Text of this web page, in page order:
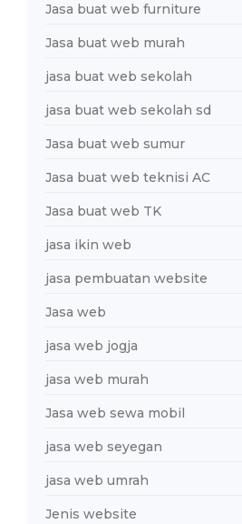
Jasa buat web furniture
Jasa buat web murah
jasa buat web sekolah
jasa buat web sekolah sd
Jasa buat web sumur
Jasa buat web teknisi AC
Jasa buat web TK
jasa ikin web
jasa pembuatan website
Jasa web
jasa web jogja
jasa web murah
Jasa web sewa mobil
jasa web seyegan
jasa web umrah
Jenis website